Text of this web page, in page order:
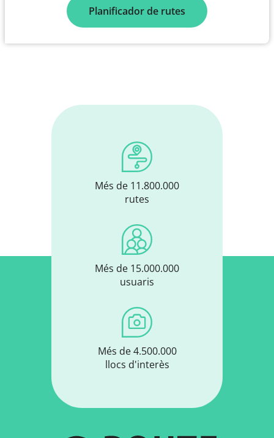
Planificador de rutes
Més de 11.800.000
rutes
Més de 15.000.000
usuaris
Més de 4.500.000
llocs d'interès